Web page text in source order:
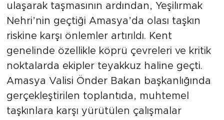
ulaşarak taşmasının ardından, Yeşilırmak
Nehri’nin geçtiği Amasya’da olası taşkın
riskine karşı önlemler artırıldı. Kent
genelinde özellikle köprü çevreleri ve kritik
noktalarda ekipler teyakkuz haline geçti.
Amasya Valisi Önder Bakan başkanlığında
gerçekleştirilen toplantıda, muhtemel
taşkınlara karşı yürütülen çalışmalar